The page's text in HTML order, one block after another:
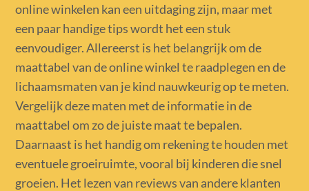
online winkelen kan een uitdaging zijn, maar met
een paar handige tips wordt het een stuk
eenvoudiger. Allereerst is het belangrijk om de
maattabel van de online winkel te raadplegen en de
lichaamsmaten van je kind nauwkeurig op te meten.
Vergelijk deze maten met de informatie in de
maattabel om zo de juiste maat te bepalen.
Daarnaast is het handig om rekening te houden met
eventuele groeiruimte, vooral bij kinderen die snel
groeien. Het lezen van reviews van andere klanten